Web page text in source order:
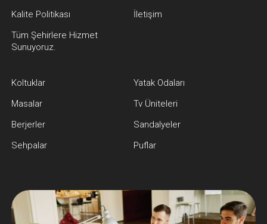
Kalite Politikası
İletişim
Tüm Şehirlere Hizmet
Sunuyoruz.
Koltuklar
Yatak Odaları
Masalar
Tv Üniteleri
Berjerler
Sandalyeler
Sehpalar
Puflar